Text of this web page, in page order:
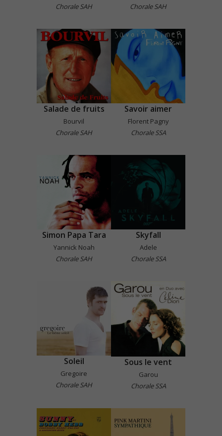
Chorale SAH
Chorale SAH
Salade de fruits
Bourvil
Chorale SAH
Savoir aimer
Florent Pagny
Chorale SSA
Simon Papa Tara
Yannick Noah
Chorale SAH
Skyfall
Adele
Chorale SSA
Soleil
Gregoire
Chorale SAH
Sous le vent
Garou
Chorale SSA